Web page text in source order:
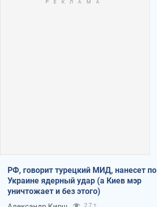
РФ, говорит турецкий МИД, нанесет по
Украине ядерный удар (а Киев мэр
уничтожает и без этого)